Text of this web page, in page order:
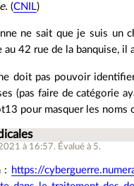
(CNIL)
ne sait que je suis
42 rue de la banquise, il
doit pas pouvoir
(pas faire de catégorie
pour masquer les noms
à 16:57. Évalué à 5.
: https://